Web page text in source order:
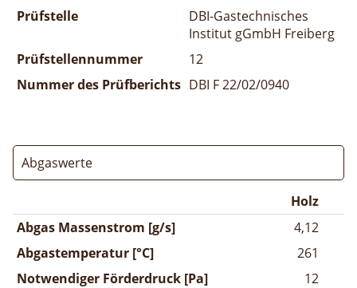
Prüfstelle
DBI-Gastechnisches
Institut gGmbH Freiberg
Prüfstellennummer
12
Nummer des Prüfberichts DBI F 22/02/0940
Abgaswerte
Holz
Abgas Massenstrom [g/s]
4,12
Abgastemperatur [°C]
261
Notwendiger Förderdruck [Pa]
12